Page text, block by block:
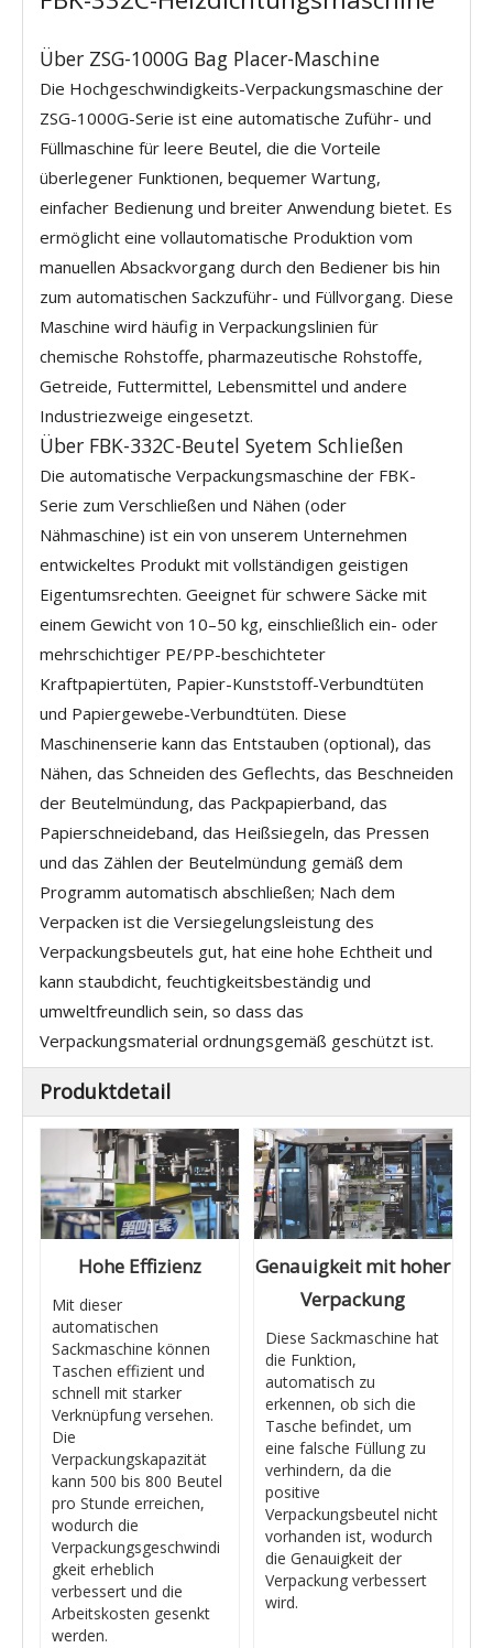
Über ZSG-1000G Bag Placer-Maschine
Die Hochgeschwindigkeits-Verpackungsmaschine der
ZSG-1000G-Serie ist eine automatische Zuführ- und
Füllmaschine für leere Beutel, die die Vorteile
überlegener Funktionen, bequemer Wartung,
einfacher Bedienung und breiter Anwendung bietet. Es
ermöglicht eine vollautomatische Produktion vom
manuellen Absackvorgang durch den Bediener bis hin
zum automatischen Sackzuführ- und Füllvorgang. Diese
Maschine wird häufig in Verpackungslinien für
chemische Rohstoffe, pharmazeutische Rohstoffe,
Getreide, Futtermittel, Lebensmittel und andere
Industriezweige eingesetzt.
Über FBK-332C-Beutel Syetem Schließen
Die automatische Verpackungsmaschine der FBK-
Serie zum Verschließen und Nähen (oder
Nähmaschine) ist ein von unserem Unternehmen
entwickeltes Produkt mit vollständigen geistigen
Eigentumsrechten. Geeignet für schwere Säcke mit
einem Gewicht von 10–50 kg, einschließlich ein- oder
mehrschichtiger PE/PP-beschichteter
Kraftpapiertüten, Papier-Kunststoff-Verbundtüten
und Papiergewebe-Verbundtüten. Diese
Maschinenserie kann das Entstauben (optional), das
Nähen, das Schneiden des Geflechts, das Beschneiden
der Beutelmündung, das Packpapierband, das
Papierschneideband, das Heißsiegeln, das Pressen
und das Zählen der Beutelmündung gemäß dem
Programm automatisch abschließen; Nach dem
Verpacken ist die Versiegelungsleistung des
Verpackungsbeutels gut, hat eine hohe Echtheit und
kann staubdicht, feuchtigkeitsbeständig und
umweltfreundlich sein, so dass das
Verpackungsmaterial ordnungsgemäß geschützt ist.
Produktdetail
Hohe Effizienz
Mit dieser
automatischen
Sackmaschine können
Taschen effizient und
schnell mit starker
Verknüpfung versehen.
Die
Verpackungskapazität
kann 500 bis 800 Beutel
pro Stunde erreichen,
wodurch die
Verpackungsgeschwindi
gkeit erheblich
verbessert und die
Arbeitskosten gesenkt
werden.
Genauigkeit mit hoher
Verpackung
Diese Sackmaschine hat
die Funktion,
automatisch zu
erkennen, ob sich die
Tasche befindet, um
eine falsche Füllung zu
verhindern, da die
positive
Verpackungsbeutel nicht
vorhanden ist, wodurch
die Genauigkeit der
Verpackung verbessert
wird.